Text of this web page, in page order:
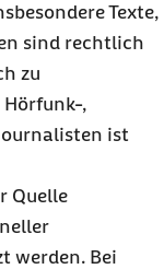
Texte,
sind rechtlich
zu
,
ist
Quelle
werden. Bei